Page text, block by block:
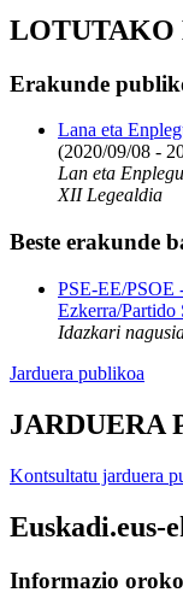
LOTUTAKO
Erakunde
Lana eta
(2020/09/08 -
Lan eta
XII Legealdia
Beste erakunde
PSE-EE/PSOE
Ezkerra/Partido
Idazkari
Jarduera publikoa
JARDUERA
Kontsultatu jarduera
Euskadi.eus-
Informazio